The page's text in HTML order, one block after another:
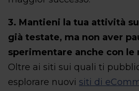
3. Mantieni la tua attività
già testate, ma non aver
sperimentare anche con le
Oltre ai siti sui quali ti
esplorare nuovi siti di